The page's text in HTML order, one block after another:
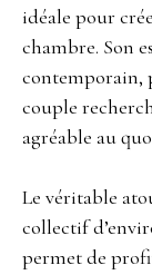
idéale pour
chambre. Son
contemporain,
couple
agréable au
Le véritable
collectif
permet de